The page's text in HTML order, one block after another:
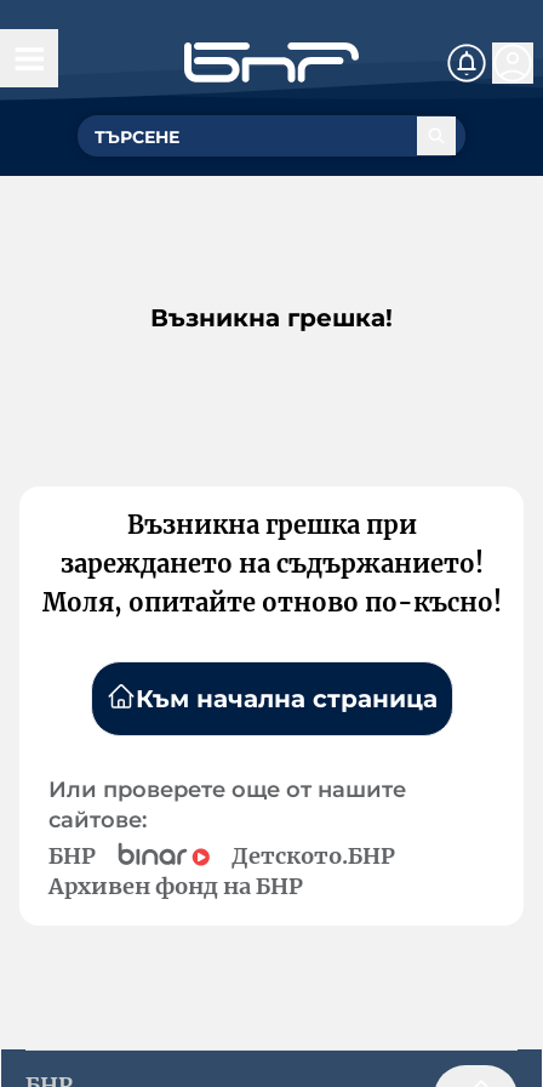
Възникна грешка!
Възникна грешка при
зареждането на съдържанието!
Моля, опитайте отново по-късно!
Към начална страница
Или проверете още от нашите
сайтове:
БНР
Детското.БНР
Архивен фонд на БНР